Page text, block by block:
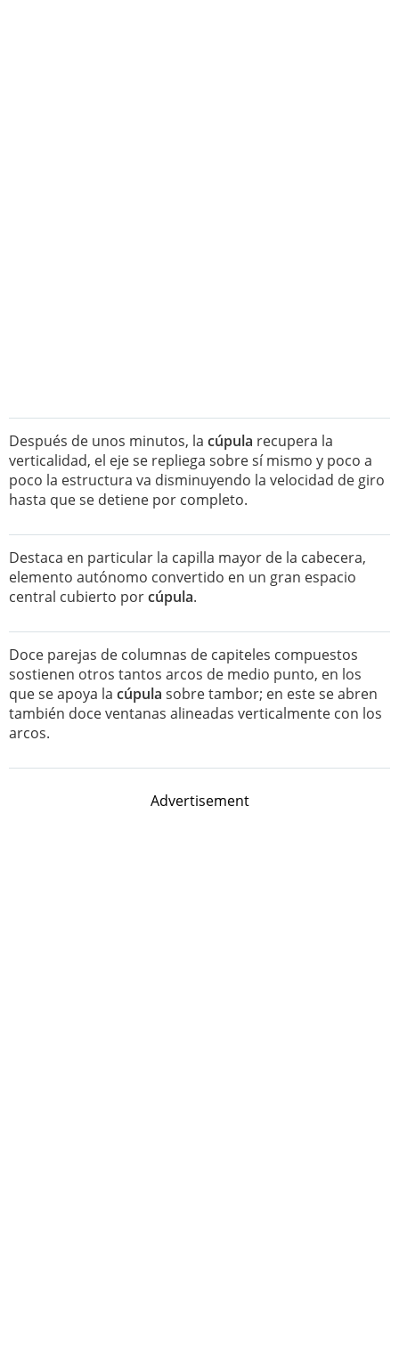
Después de unos minutos, la cúpula recupera la
verticalidad, el eje se repliega sobre sí mismo y poco a
poco la estructura va disminuyendo la velocidad de giro
hasta que se detiene por completo.
Destaca en particular la capilla mayor de la cabecera,
elemento autónomo convertido en un gran espacio
central cubierto porcúpula.
Doce parejas de columnas de capiteles compuestos
sostienen otros tantos arcos de medio punto, en los
que se apoya la cúpula sobre tambor; en este se abren
también doce ventanas alineadas verticalmente con los
arcos.
Advertisement